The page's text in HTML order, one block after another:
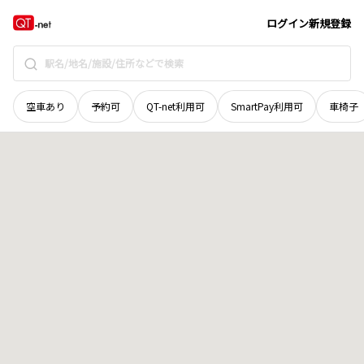
ログイン新規登録
空車あり 予約可 QT-net利用可 SmartPay利用可 車椅子
広島県